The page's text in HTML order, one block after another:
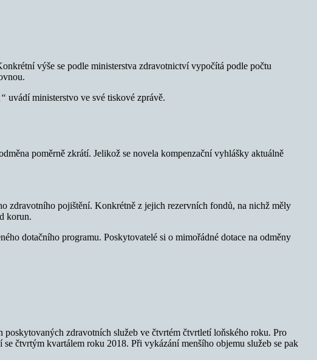
výše se podle ministerstva zdravotnictví vypočítá podle počtu
uvádí ministerstvo ve své tiskové zprávě.
poměrně zkrátí. Jelikož se novela kompenzační vyhlášky aktuálně
zdravotního pojištění. Konkrétně z jejich rezervních fondů, na nichž měly
korun.
dotačního programu. Poskytovatelé si o mimořádné dotace na odměny
zdravotních služeb ve čtvrtém čtvrtletí loňského roku. Pro
čtvrtým kvartálem roku 2018. Při vykázání menšího objemu služeb se pak